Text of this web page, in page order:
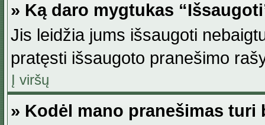
» Ką daro mygtukas
Jis leidžia jums išsaugoti
pratęsti išsaugoto pranešimo
Į viršų
» Kodėl mano pranešimas